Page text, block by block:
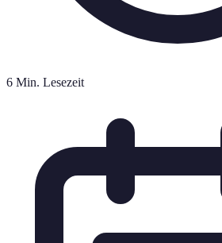
6 Min. Lesezeit